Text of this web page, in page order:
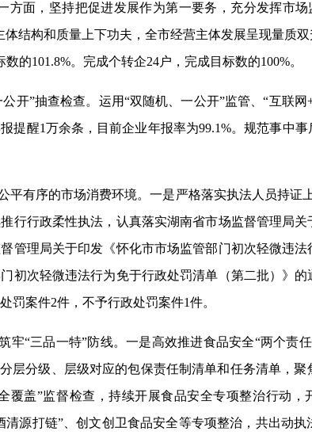
方面，坚持把促进发展作为第一要务，充分发挥市
结构和质量上下功夫，全市经营主体发展呈现量质
的101.8%。完成个转企24户，完成目标数的100%。
开”抽查检查。运用“双随机、一公开”监管、“互联
提醒1万余条，目前企业年报率为99.1%。规范事中
平有序的市场消费环境。一是严格落实执法人员持
行行政柔性执法，认真落实湖南省市场监督管理局
管理局关于印发《怀化市市场监管部门初次轻微违
初次轻微违法行为免于行政处罚清单（第二批）》
罚案件2件，不予行政处罚案件1件。
筑牢“三品一特”防线。一是高效推进食品安全“两个
层分级、层级对应的包保责任制清单和任务清单，
覆盖”监督检查，持续开展食品安全专项整治行动
清源打链”、创文创卫食品安全等专项整治，共出动